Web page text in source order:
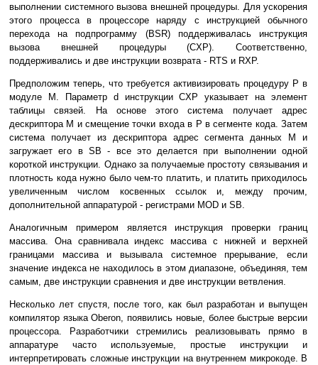
выполнении системного вызова внешней процедуры. Для ускорения
этого процесса в процессоре наряду с инструкцией обычного
перехода на подпрограмму (BSR) поддерживалась инструкция
вызова внешней процедуры (CXP). Соответственно,
поддерживались и две инструкции возврата - RTS и RXP.
Предположим теперь, что требуется активизировать процедуру P в
модуле M. Параметр d инструкции CXP указывает на элемент
таблицы связей. На основе этого система получает адрес
дескриптора M и смещение точки входа в P в сегменте кода. Затем
система получает из дескриптора адрес сегмента данных M и
загружает его в SB - все это делается при выполнении одной
короткой инструкции. Однако за получаемые простоту связывания и
плотность кода нужно было чем-то платить, и платить приходилось
увеличенным числом косвенных ссылок и, между прочим,
дополнительной аппаратурой - регистрами MOD и SB.
Аналогичным примером является инструкция проверки границ
массива. Она сравнивала индекс массива с нижней и верхней
границами массива и вызывала системное прерывание, если
значение индекса не находилось в этом диапазоне, объединяя, тем
самым, две инструкции сравнения и две инструкции ветвления.
Несколько лет спустя, после того, как был разработан и выпущен
компилятор языка Oberon, появились новые, более быстрые версии
процессора. Разработчики стремились реализовывать прямо в
аппаратуре часто используемые, простые инструкции и
интерпретировать сложные инструкции на внутреннем микрокоде. В